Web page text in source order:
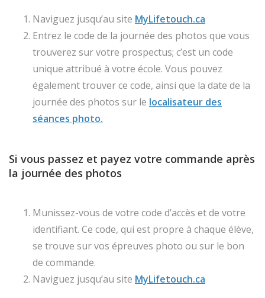
Naviguez jusqu’au site MyLifetouch.ca
Entrez le code de la journée des photos que vous
trouverez sur votre prospectus; c’est un code
unique attribué à votre école. Vous pouvez
également trouver ce code, ainsi que la date de la
journée des photos sur le localisateur des
séances photo.
Si vous passez et payez votre commande après
la journée des photos
Munissez-vous de votre code d’accès et de votre
identifiant. Ce code, qui est propre à chaque élève,
se trouve sur vos épreuves photo ou sur le bon
de commande.
Naviguez jusqu’au site MyLifetouch.ca